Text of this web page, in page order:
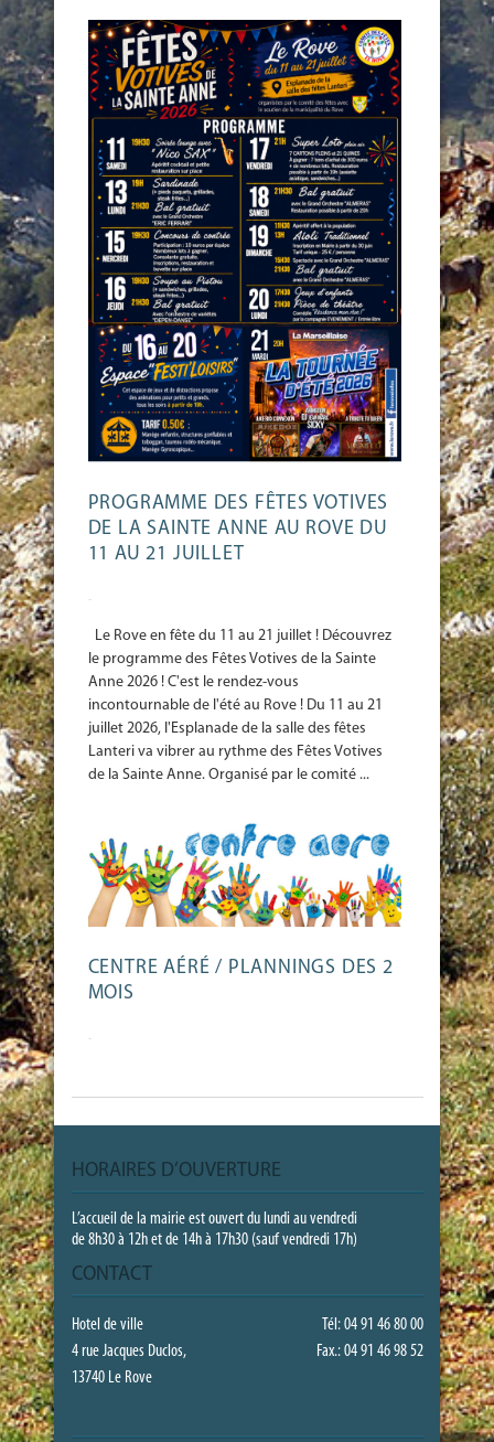
PROGRAMME DES FÊTES VOTIVES
DE LA SAINTE ANNE AU ROVE DU
11 AU 21 JUILLET
-
Le Rove en fête du 11 au 21 juillet ! Découvrez
le programme des Fêtes Votives de la Sainte
Anne 2026 ! C'est le rendez-vous
incontournable de l'été au Rove ! Du 11 au 21
juillet 2026, l'Esplanade de la salle des fêtes
Lanteri va vibrer au rythme des Fêtes Votives
de la Sainte Anne. Organisé par le comité ...
CENTRE AÉRÉ / PLANNINGS DES 2
MOIS
-
HORAIRES D’OUVERTURE
L’accueil de la mairie est ouvert du lundi au vendredi
de 8h30 à 12h et de 14h à 17h30 (sauf vendredi 17h)
CONTACT
Hotel de ville
Tél: 04 91 46 80 00
4 rue Jacques Duclos,
Fax.: 04 91 46 98 52
13740 Le Rove